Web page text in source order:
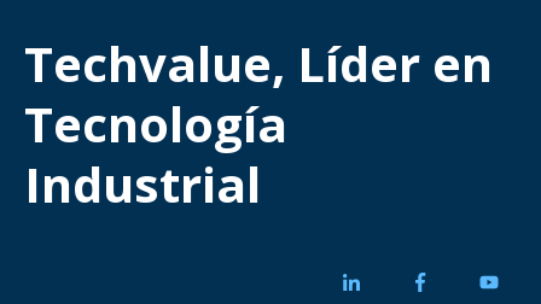
Techvalue, Líder en
Tecnología
Industrial